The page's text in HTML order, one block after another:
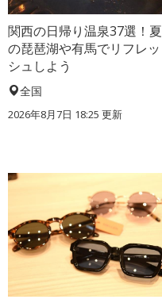
関西の日帰り温泉37選！夏
の琵琶湖や有馬でリフレッ
シュしよう
全国
2026年8月7日 18:25 更新